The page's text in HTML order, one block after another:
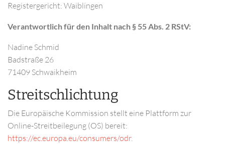
Registergericht: Waiblingen
Verantwortlich für den Inhalt nach § 55 Abs. 2 RStV:
Nadine Schmid
Badstraße 26
71409 Schwaikheim
Streitschlichtung
Die Europäische Kommission stellt eine Plattform zur
Online-Streitbeilegung (OS) bereit:
https://ec.europa.eu/consumers/odr.